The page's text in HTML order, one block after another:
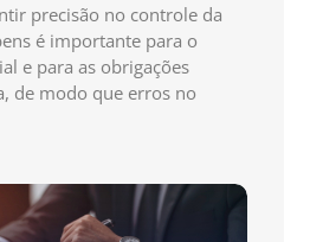
precisão no controle da
é importante para o
e para as obrigações
de modo que erros no